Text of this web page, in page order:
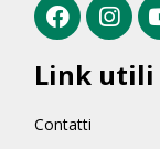
Link utili
Contatti